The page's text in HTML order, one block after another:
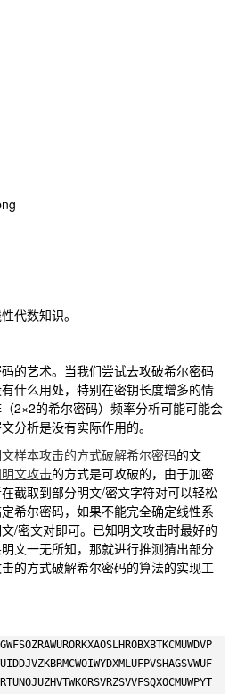
代数知识。
的艺术。当我们尝试去攻破希尔密码
什么用处，特别在密钥长度增多的情
2×2的希尔密码）频率分析可能可能会
分析是没有实际作用的。
样本攻击的方式破解希尔密码的文
文攻击的方式是可攻破的，由于加密
截取到部分明文/密文字符对可以轻松
希尔密码，如果不能完全确定线性系
/密文对即可。已知明文攻击时最好的
文一无所知，那就进行推测猜出部分
的方式破解希尔密码的算法的实现工